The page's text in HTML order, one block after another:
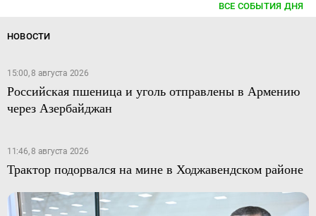
ВСЕ СОБЫТИЯ ДНЯ
НОВОСТИ
15:00, 8 августа 2026
Российская пшеница и уголь отправлены в Армению
через Азербайджан
11:46, 8 августа 2026
Трактор подорвался на мине в Ходжавендском районе